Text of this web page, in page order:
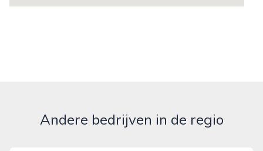
Andere bedrijven in de regio